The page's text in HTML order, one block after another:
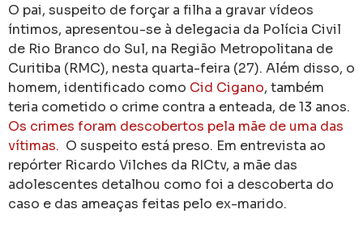
O pai, suspeito de forçar a filha a gravar vídeos
íntimos, apresentou-se à delegacia da Polícia Civil
de Rio Branco do Sul, na Região Metropolitana de
Curitiba (RMC), nesta quarta-feira (27). Além disso, o
homem, identificado como Cid Cigano, também
teria cometido o crime contra a enteada, de 13 anos.
Os crimes foram descobertos pela mãe de uma das
vítimas. O suspeito está preso. Em entrevista ao
repórter Ricardo Vilches da RICtv, a mãe das
adolescentes detalhou como foi a descoberta do
caso e das ameaças feitas pelo ex-marido.